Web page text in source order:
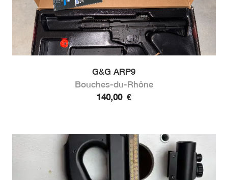
G&G ARP9
Bouches-du-Rhône
140,00 €